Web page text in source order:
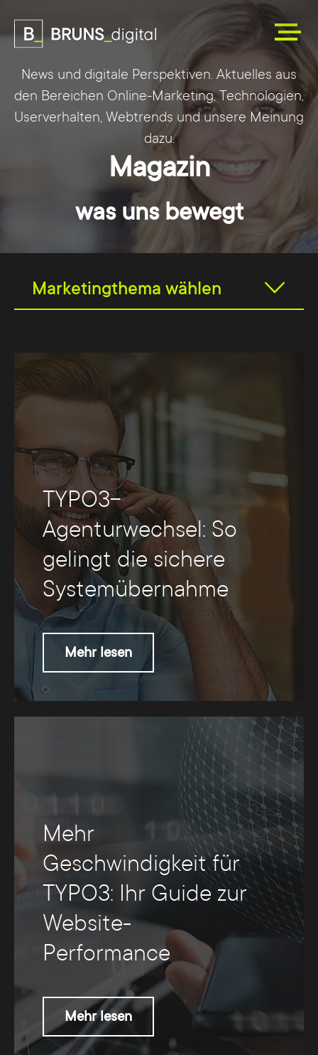
News und digitale Perspektiven. Aktuelles aus
den Bereichen Online-Marketing, Technologien,
Userverhalten, Webtrends und unsere Meinung
dazu.
Magazin
was uns bewegt
Marketingthema wählen
TYPO3-
Agenturwechsel: So
gelingt die sichere
Systemübernahme
Mehr lesen
Mehr
Geschwindigkeit für
TYPO3: Ihr Guide zur
Website-
Performance
Mehr lesen